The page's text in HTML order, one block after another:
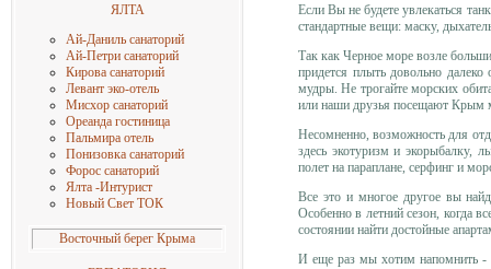
ЯЛТА
Ай-Даниль санаторий
Ай-Петри санаторий
Кирова санаторий
Левант эко-отель
Мисхор санаторий
Ореанда гостиница
Пальмира отель
Понизовка санаторий
Форос санаторий
Ялта -Интурист
Новый Свет ТОК
Восточный берег Крыма
Если Вы не будете увлекаться
стандартные вещи: маску,
Так как Черное море возле
придется плыть довольно
мудры. Не трогайте морских
или наши друзья посещают Крым
Несомненно, возможность для
здесь экотуризм и экорыбалку,
полет на параплане, серфинг и
Все это и многое другое вы
Особенно в летний сезон, когда
состоянии найти достойные
И еще раз мы хотим напомнить -